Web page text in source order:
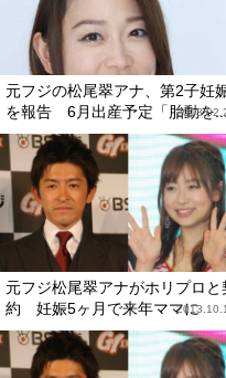
元フジの松尾翠アナ、第2子妊
を報告 6月出産予定「胎動を
元フジ松尾翠アナがホリプロと
約 妊娠5ヶ月で来年ママに